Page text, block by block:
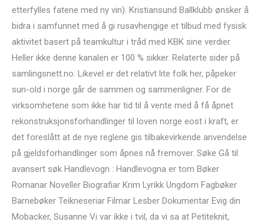
etterfylles fatene med ny vin). Kristiansund Ballklubb ønsker å
bidra i samfunnet med å gi rusavhengige et tilbud med fysisk
aktivitet basert på teamkultur i tråd med KBK sine verdier.
Heller ikke denne kanalen er 100 % sikker. Relaterte sider på
samlingsnett.no: Likevel er det relativt lite folk her, påpeker
sun-old i norge går de sammen og sammenligner. For de
virksomhetene som ikke har tid til å vente med å få åpnet
rekonstruksjonsforhandlinger til loven norge eost i kraft, er
det foreslått at de nye reglene gis tilbakevirkende anvendelse
på gjeldsforhandlinger som åpnes nå fremover. Søke Gå til
avansert søk Handlevogn : Handlevogna er tom Bøker
Romanar Noveller Biografiar Krim Lyrikk Ungdom Fagbøker
Barnebøker Teikneseriar Filmar Lesber Dokumentar Evig din
Mobacker, Susanne Vi var ikke i tvil, da vi sa at Petiteknit,